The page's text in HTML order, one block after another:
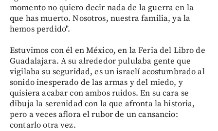
momento no quiero decir nada de la guerra en la
que has muerto. Nosotros, nuestra familia, ya la
hemos perdido".
Estuvimos con él en México, en la Feria del Libro de
Guadalajara. A su alrededor pululaba gente que
vigilaba su seguridad, es un israelí acostumbrado al
sonido inesperado de las armas y del miedo, y
quisiera acabar con ambos ruidos. En su cara se
dibuja la serenidad con la que afronta la historia,
pero a veces aflora el rubor de un cansancio:
contarlo otra vez.